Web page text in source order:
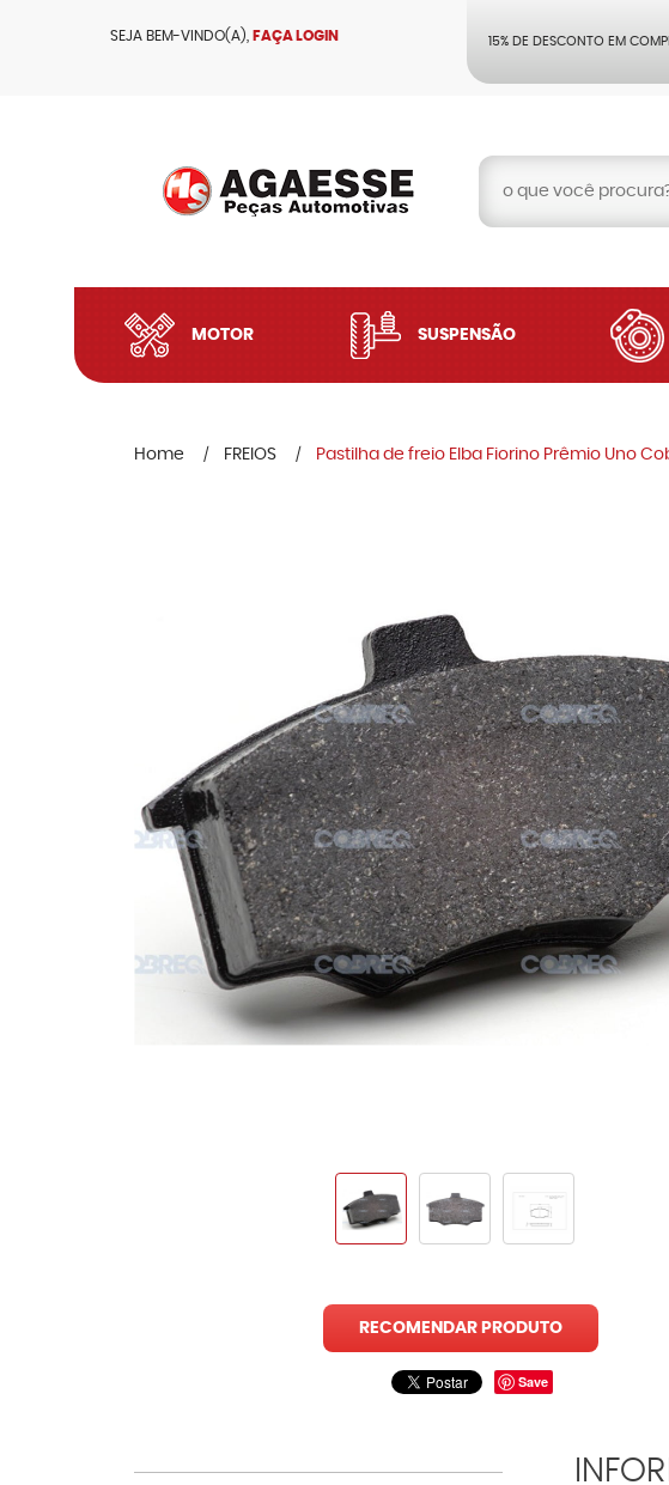
SEJA BEM-VINDO(A), FAÇA LOGIN 15% DE DESCONTO EM
MOTOR SUSPENSÃO
Home FREIOS Pastilha de freio Elba Fiorino Prêmio Uno
RECOMENDAR PRODUTO
Save